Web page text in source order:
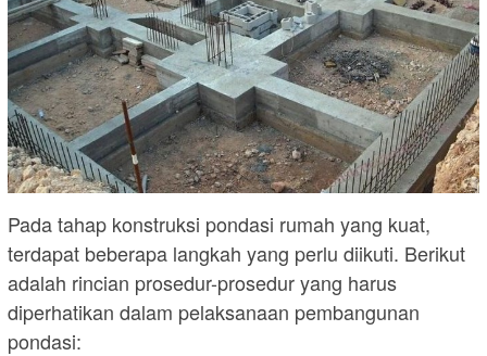
Pada tahap konstruksi pondasi rumah yang kuat,
terdapat beberapa langkah yang perlu diikuti. Berikut
adalah rincian prosedur-prosedur yang harus
diperhatikan dalam pelaksanaan pembangunan
pondasi: